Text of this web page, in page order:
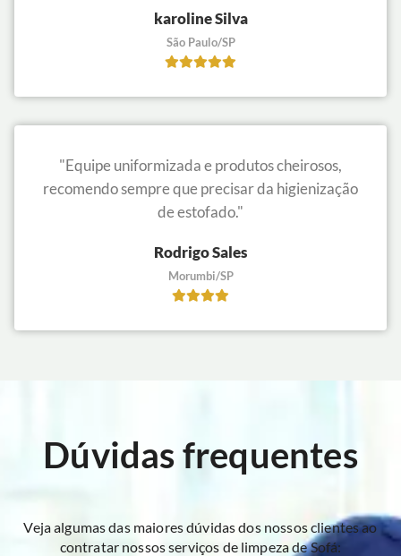
karoline Silva
São Paulo/SP
"Equipe uniformizada e produtos cheirosos,
recomendo sempre que precisar da higienização
de estofado."
Rodrigo Sales
Morumbi/SP
Dúvidas frequentes
Veja algumas das maiores dúvidas dos nossos clientes ao
contratar nossos serviços de limpeza de Sofá: